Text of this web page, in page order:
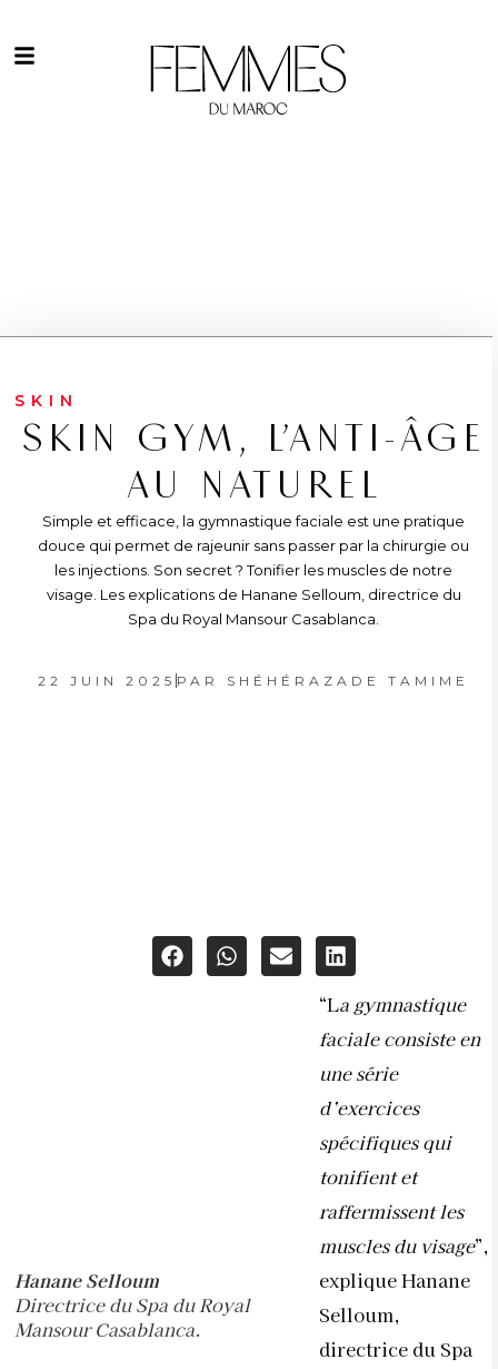
SKIN
SKIN GYM, L’ANTI-ÂGE
AU NATUREL
Simple et efficace, la gymnastique faciale est une pratique
douce qui permet de rajeunir sans passer par la chirurgie ou
les injections. Son secret ? Tonifier les muscles de notre
visage. Les explications de Hanane Selloum, directrice du
Spa du Royal Mansour Casablanca.
22 JUIN 2025 PAR SHÉHÉRAZADE TAMIME
Hanane Selloum
Directrice du Spa du Royal
Mansour Casablanca.
“La gymnastique
faciale consiste en
une série
d’exercices
spécifiques qui
tonifient et
raffermissent les
muscles du visage”,
explique Hanane
Selloum,
directrice du Spa